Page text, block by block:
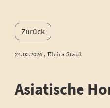
Zurück
24.03.2026 , Elvira Staub
Asiatische